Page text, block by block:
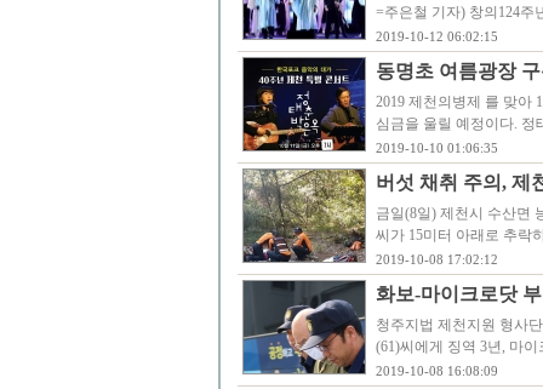
=주은철 기자) 창의124
2019-10-12 06:02:15
동명초 여름광장
2019 제천의병제 를 맞아
심금을 울릴 예정이다.
2019-10-10 01:06:35
버섯 채취 주의, 제
금일(8일) 제천시 수산면
씨가 15미터 아래로 추락
2019-10-08 17:02:12
화보-마이크로닷
청주지법 제천지원 형사
(61)씨에게 징역 3년, 마
2019-10-08 16:08:09